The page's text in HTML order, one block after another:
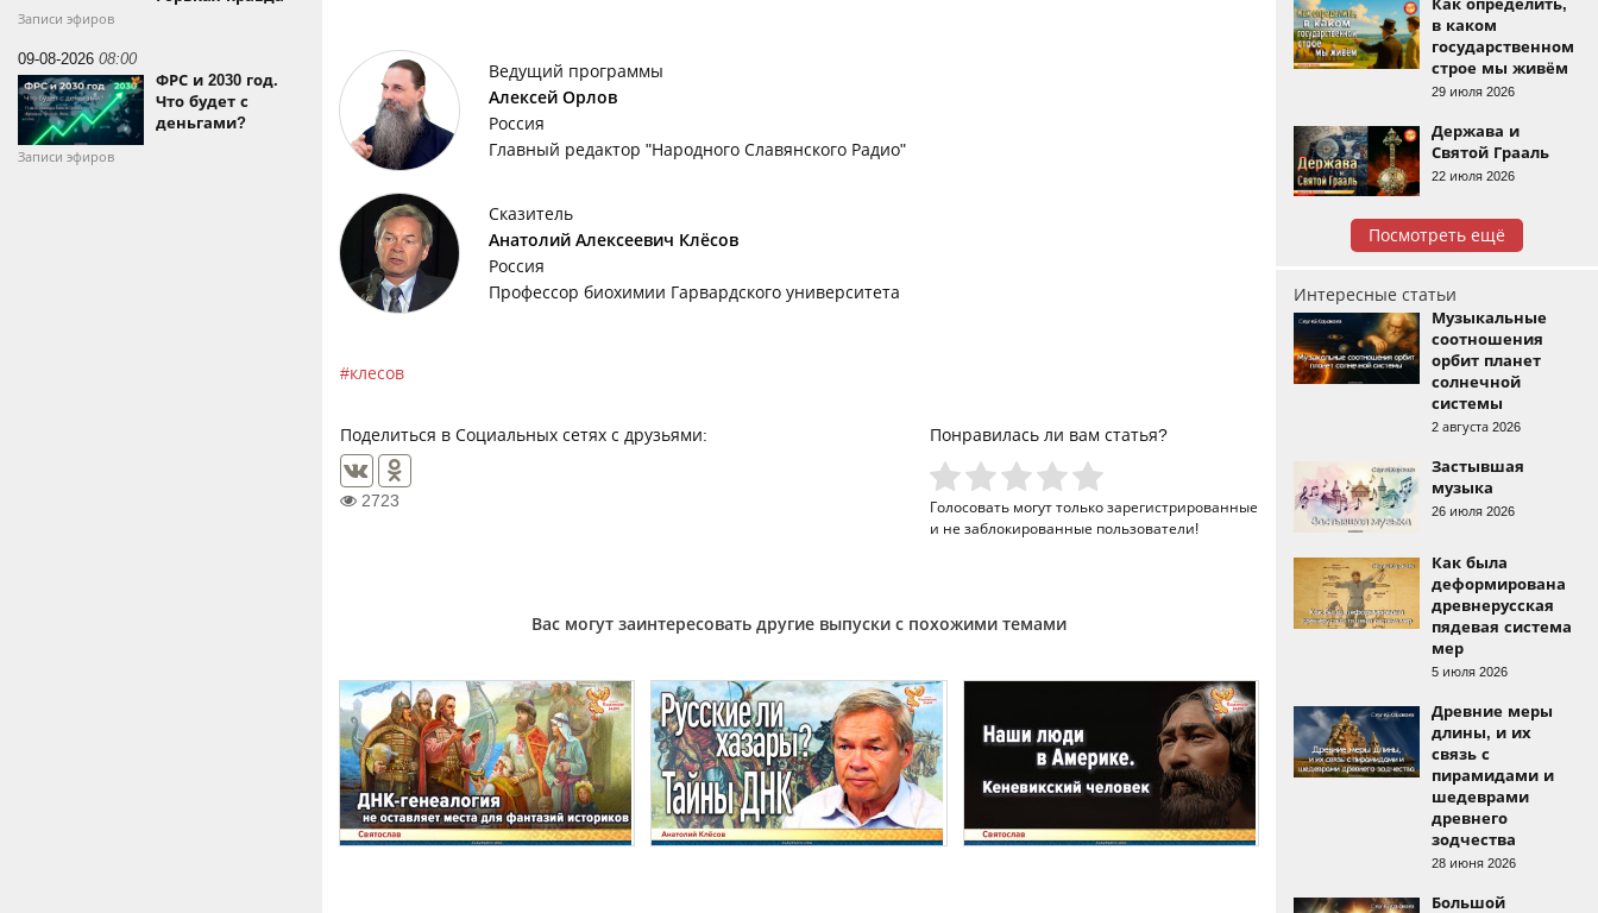
Записи эфиров
09-08-2026 08:00
ФРС и 2030 год.
Что будет с
деньгами?
Записи эфиров
Ведущий программы
Алексей Орлов
Россия
Главный редактор "Народного Славянского Радио"
Сказитель
Анатолий Алексеевич Клёсов
Россия
Профессор биохимии Гарвардского университета
клесов
Поделиться в Социальных сетях с друзьями:
2723
Понравилась ли вам статья?
Голосовать могут толькозарегистрированные
и не заблокированные пользователи!
Вас могут заинтересовать другие выпуски с похожими темами
Как определить,
в каком
государственном
строе мы живём
29 июля 2026
Держава и
Святой Грааль
22 июля 2026
Посмотреть ещё
Интересные статьи
Музыкальные
соотношения
орбит планет
солнечной
системы
2 августа 2026
Застывшая
музыка
26 июля 2026
Как была
деформирована
древнерусская
пядевая система
мер
5 июля 2026
Древние меры
длины, и их
связь с
пирамидами и
шедеврами
древнего
зодчества
28 июня 2026
Большой